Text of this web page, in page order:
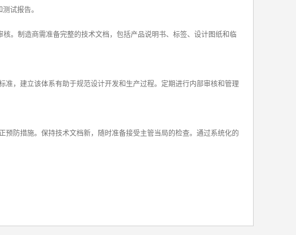
试报告。
。制造商需准备完整的技术文档，包括产品说明书、标签、设计图纸和临
准，建立该体系有助于规范设计开发和生产过程。定期进行内部审核和管理
防措施。保持技术文档新，随时准备接受主管当局的检查。通过系统化的